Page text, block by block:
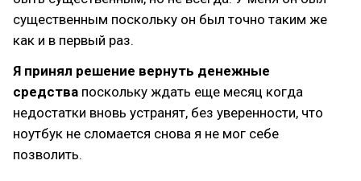
существенным поскольку он был точно таким же
как и в первый раз.
Я принял решение вернуть денежные
средства поскольку ждать еще месяц когда
недостатки вновь устранят, без уверенности, что
ноутбук не сломается снова я не мог себе
позволить.